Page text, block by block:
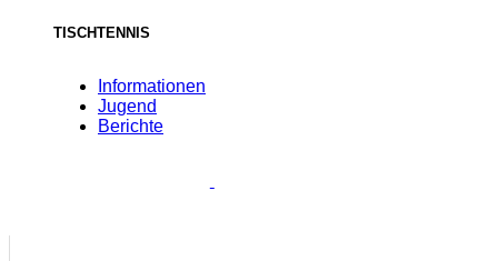
TISCHTENNIS
Informationen
Jugend
Berichte